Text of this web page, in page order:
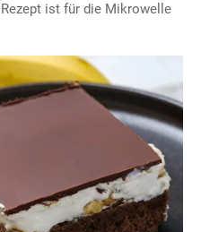
ist für die Mikrowelle